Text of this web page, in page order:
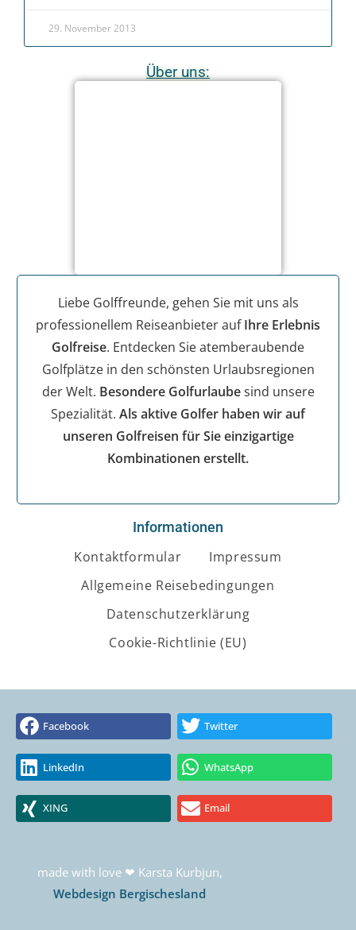
29. November 2013
Über uns:
Liebe Golffreunde, gehen Sie mit uns als
professionellem Reiseanbieter aufIhre Erlebnis
Golfreise. Entdecken Sie atemberaubende
Golfplätze in den schönsten Urlaubsregionen
der Welt. Besondere Golfurlaubesind unsere
Spezialität. Als aktive Golfer haben wir auf
unseren Golfreisen für Sie einzigartige
Kombinationen erstellt.
Informationen
Kontaktformular
Impressum
Allgemeine Reisebedingungen
Datenschutzerklärung
Cookie-Richtlinie (EU)
Facebook Twitter
LinkedIn WhatsApp
XING Email
made with love ❤ Karsta Kurbjun,
Webdesign Bergischesland